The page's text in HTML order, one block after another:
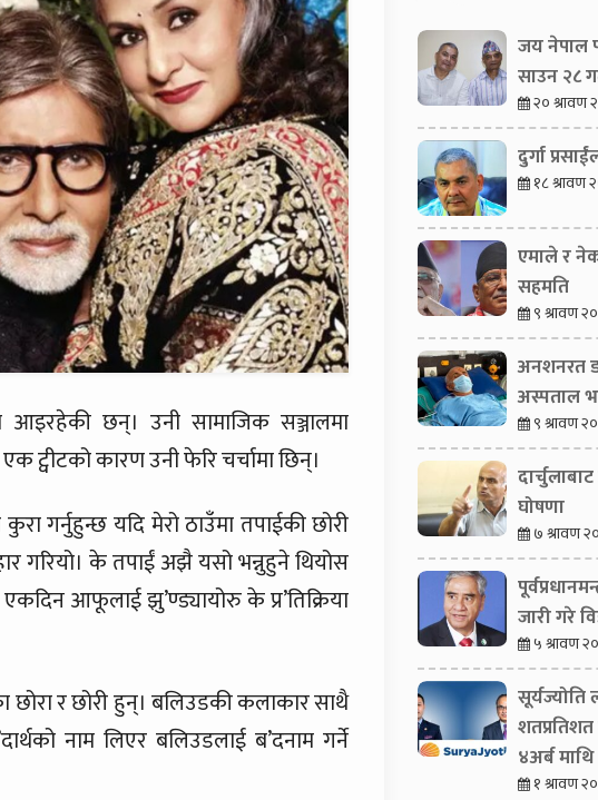
आइरहेकी छन्। उनी सामाजिक सञ्जालमा
ट्वीटको कारण उनी फेरि चर्चामा छिन्।
गर्नुहुन्छ यदि मेरो ठाउँमा तपाईकी छोरी
गरियो। के तपाईं अझै यसो भन्नुहुने थियोस
एकदिन आफूलाई झु’ण्ड्यायोरु के प्र’तिक्रिया
र छोरी हुन्। बलिउडकी कलाकार साथै
नाम लिएर बलिउडलाई ब’दनाम गर्ने
जय नेपाल
साउन २८
२० श्रावण
दुर्गा
१८ श्रावण
एमाले र
सहमति
९ श्रावण
अनशनरत
अस्पताल
९ श्रावण
घोषणा
७ श्रावण
जारी गरे
५ श्रावण
४अर्ब माथि
१ श्रावण